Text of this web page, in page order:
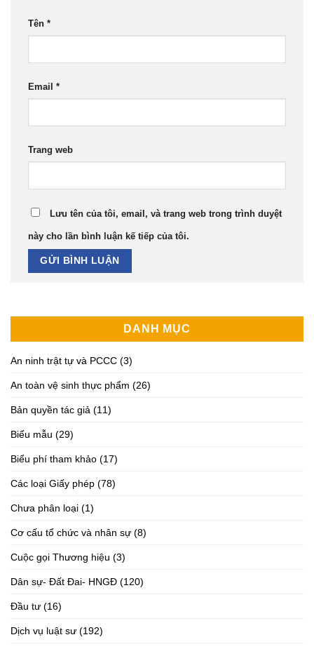
Tên *
Email *
Trang web
Lưu tên của tôi, email, và trang web trong trình duyệt
này cho lần bình luận kế tiếp của tôi.
DANH MỤC
An ninh trật tự và PCCC (3)
An toàn vệ sinh thực phẩm (26)
Bản quyền tác giả (11)
Biểu mẫu (29)
Biểu phí tham khảo (17)
Các loại Giấy phép (78)
Chưa phân loại (1)
Cơ cấu tổ chức và nhân sự (8)
Cuộc gọi Thương hiệu (3)
Dân sự- Đất Đai- HNGĐ (120)
Đầu tư (16)
Dịch vụ luật sư (192)